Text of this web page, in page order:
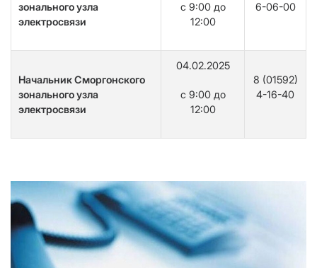
зонального узла
электросвязи
с 9:00 до
12:00
6-06-00
Начальник Сморгонского
зонального узла
электросвязи
04.02.2025
с 9:00 до
12:00
8 (01592)
4-16-40